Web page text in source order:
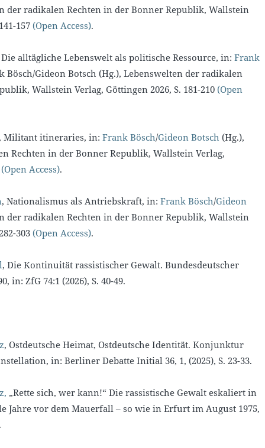
der radikalen Rechten in der Bonner Republik, Wallstein
157 (Open Access).
Die alltägliche Lebenswelt als politische Ressource, in: Frank
Bösch/Gideon Botsch (Hg.), Lebenswelten der radikalen
Wallstein Verlag, Göttingen 2026, S. 181-210 (Open
Militant itineraries, in: Frank Bösch/Gideon Botsch (Hg.),
Rechten in der Bonner Republik, Wallstein Verlag,
(Open Access).
, Nationalismus als Antriebskraft, in: Frank Bösch/Gideon
der radikalen Rechten in der Bonner Republik, Wallstein
303 (Open Access).
, Die Kontinuität rassistischer Gewalt. Bundesdeutscher
in: ZfG 74:1 (2026), S. 40-49.
, Ostdeutsche Heimat, Ostdeutsche Identität. Konjunktur
in: Berliner Debatte Initial 36, 1, (2025), S. 23-33.
„Rette sich, wer kann!“ Die rassistische Gewalt eskaliert in
Jahre vor dem Mauerfall – so wie in Erfurt im August 1975,
.